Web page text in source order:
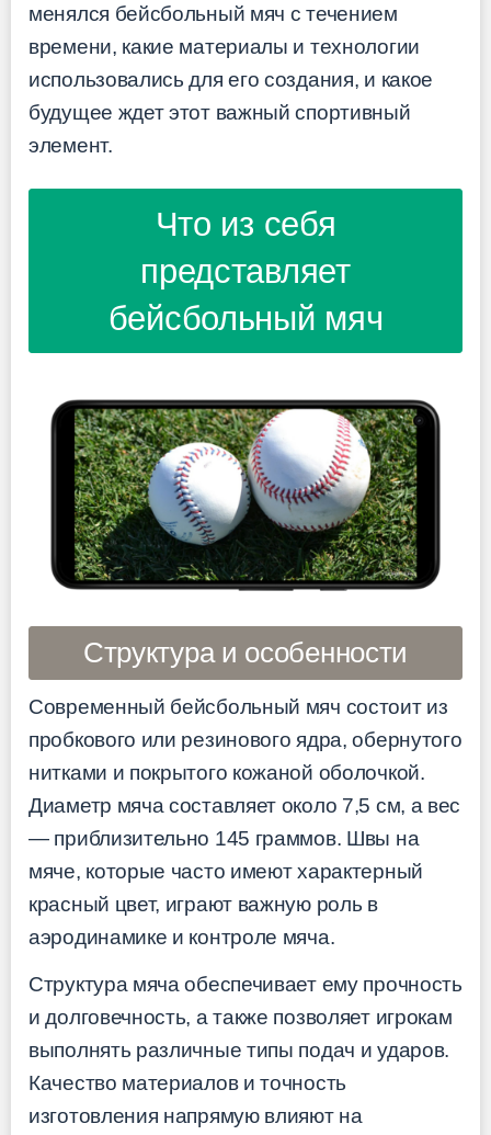
менялся бейсбольный мяч с течением
времени, какие материалы и технологии
использовались для его создания, и какое
будущее ждет этот важный спортивный
элемент.
Что из себя
представляет
бейсбольный мяч
Структура и особенности
Современный бейсбольный мяч состоит из
пробкового или резинового ядра, обернутого
нитками и покрытого кожаной оболочкой.
Диаметр мяча составляет около 7,5 см, а вес
— приблизительно 145 граммов. Швы на
мяче, которые часто имеют характерный
красный цвет, играют важную роль в
аэродинамике и контроле мяча.
Структура мяча обеспечивает ему прочность
и долговечность, а также позволяет игрокам
выполнять различные типы подач и ударов.
Качество материалов и точность
изготовления напрямую влияют на